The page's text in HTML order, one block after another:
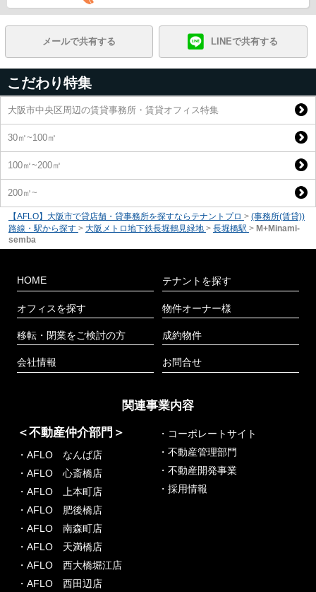
メールで共有する LINEで共有する
こだわり特集
大阪市中央区周辺の賃貸事務所・賃貸オフィス特集
30㎡~100㎡
100㎡~200㎡
200㎡~
【AFLO】大阪市で貸店舗・貸事務所を探すならテナントプロ > (事務所(賃貸))
路線・駅から探す > 大阪メトロ地下鉄長堀鶴見緑地 > 長堀橋駅 > M+Minami-
semba
HOME
オフィスを探す
移転・閉業をご検討の方
会社情報
テナントを探す
物件オーナー様
成約物件
お問合せ
関連事業内容
＜不動産仲介部門＞
・AFLO なんば店
・AFLO 心斎橋店
・AFLO 上本町店
・AFLO 肥後橋店
・AFLO 南森町店
・AFLO 天満橋店
・AFLO 西大橋堀江店
・AFLO 西田辺店
・コーポレートサイト
・不動産管理部門
・不動産開発事業
・採用情報